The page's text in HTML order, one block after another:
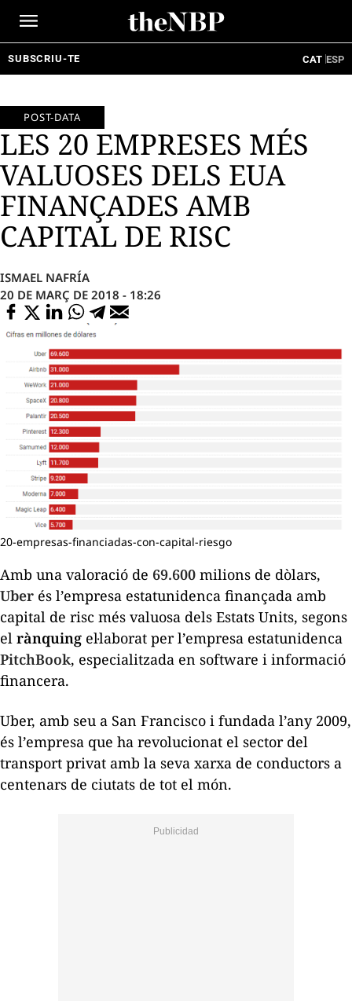
SUBSCRIU-TE CAT ESP
POST-DATA
LES 20 EMPRESES MÉS
VALUOSES DELS EUA
FINANÇADES AMB
CAPITAL DE RISC
ISMAEL NAFRÍA
20 DE MARÇ DE 2018 - 18:26
20-empresas-financiadas-con-capital-riesgo
Amb una valoració de 69.600 milions de dòlars,
Uber és l’empresa estatunidenca finançada amb
capital de risc més valuosa dels Estats Units, segons
el rànquing el·laborat per l’empresa estatunidenca
PitchBook, especialitzada en software i informació
financera.
Uber, amb seu a San Francisco i fundada l’any 2009,
és l’empresa que ha revolucionat el sector del
transport privat amb la seva xarxa de conductors a
centenars de ciutats de tot el món.